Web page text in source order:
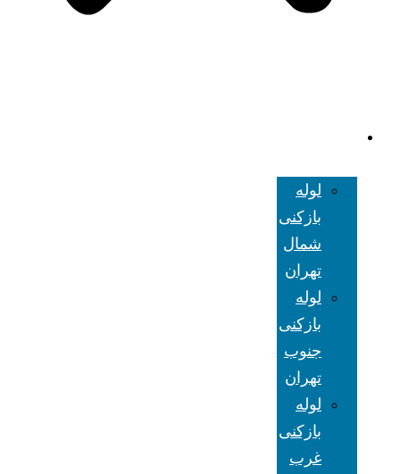
لوله
بازکنی
شمال
تهران
لوله
بازکنی
جنوب
تهران
لوله
بازکنی
غرب